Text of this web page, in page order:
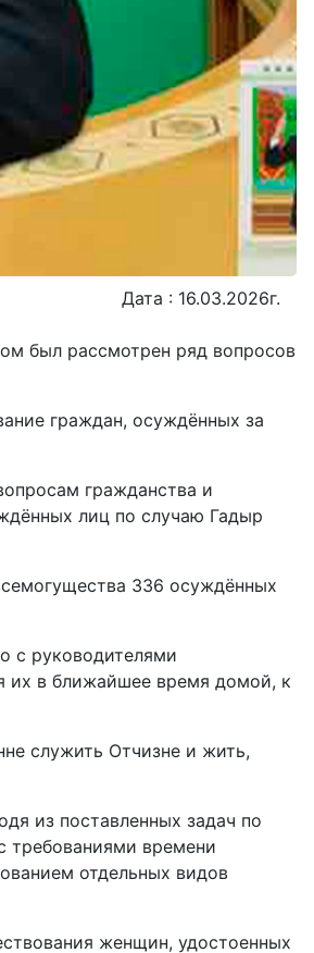
Дата : 16.03.2026г.
был рассмотрен ряд вопросов
граждан, осуждённых за
гражданства и
лиц по случаю Гадыр
336 осуждённых
с руководителями
их в ближайшее время домой, к
служить Отчизне и жить,
из поставленных задач по
требованиями времени
отдельных видов
женщин, удостоенных